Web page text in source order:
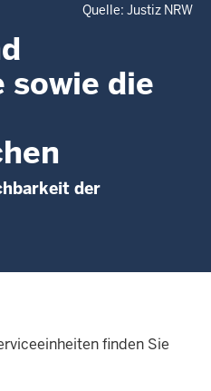
Quelle: Justiz NRW
die
der
finden Sie